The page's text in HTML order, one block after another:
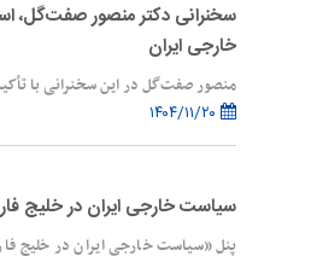
سخنرانی دکتر منصور صفت‌گل،
خارجی ایران
منصور صفت‌گل در این سخنرانی با
سیاست خارجی ایران در خلیج
پنل «سیاست خارجی ایران در خلیج